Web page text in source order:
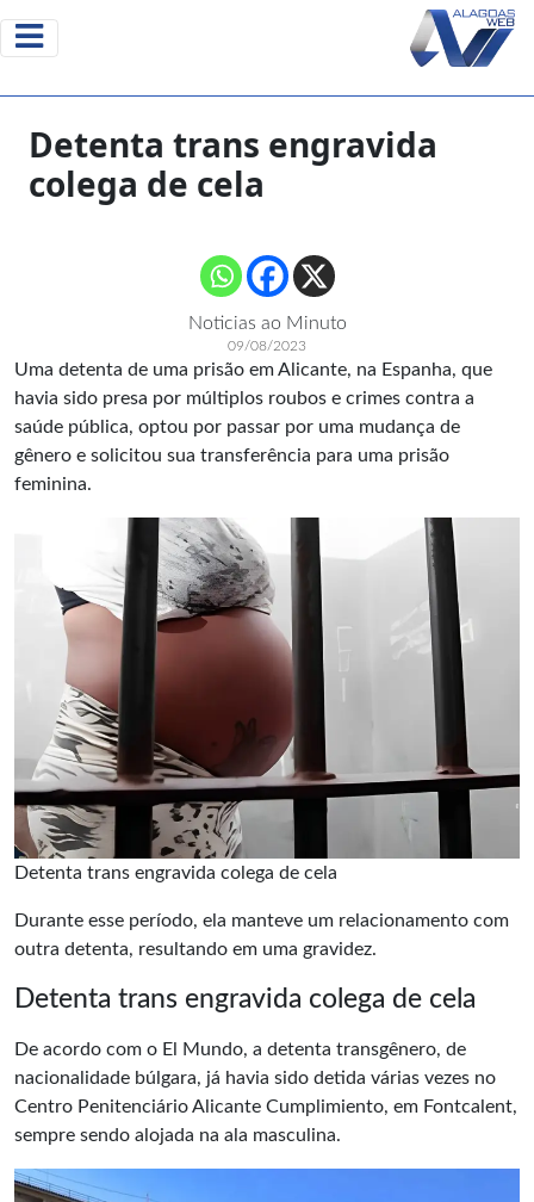
Detenta trans engravida
colega de cela
Noticias ao Minuto
09/08/2023
Uma detenta de uma prisão em Alicante, na Espanha, que
havia sido presa por múltiplos roubos e crimes contra a
saúde pública, optou por passar por uma mudança de
gênero e solicitou sua transferência para uma prisão
feminina.
Detenta trans engravida colega de cela
Durante esse período, ela manteve um relacionamento com
outra detenta, resultando em uma gravidez.
Detenta trans engravida colega de cela
De acordo com o El Mundo, a detenta transgênero, de
nacionalidade búlgara, já havia sido detida várias vezes no
Centro Penitenciário Alicante Cumplimiento, em Fontcalent,
sempre sendo alojada na ala masculina.